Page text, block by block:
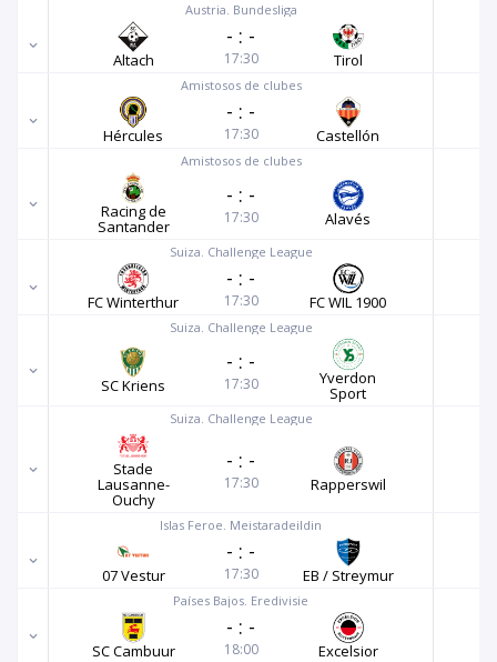
Austria. Bundesliga
Altach
- : -
17:30 Tirol
Amistosos de clubes
Hércules
- : -
17:30 Castellón
Amistosos de clubes
Racing de
Santander
- : -
17:30 Alavés
Suiza. Challenge League
FC Winterthur
- : -
17:30 FC WIL 1900
Suiza. Challenge League
SC Kriens
- : -
17:30 Yverdon
Sport
Suiza. Challenge League
Stade
Lausanne-
Ouchy
- : -
17:30 Rapperswil
Islas Feroe. Meistaradeildin
07 Vestur
- : -
17:30 EB / Streymur
Países Bajos. Eredivisie
SC Cambuur
- : -
18:00 Excelsior